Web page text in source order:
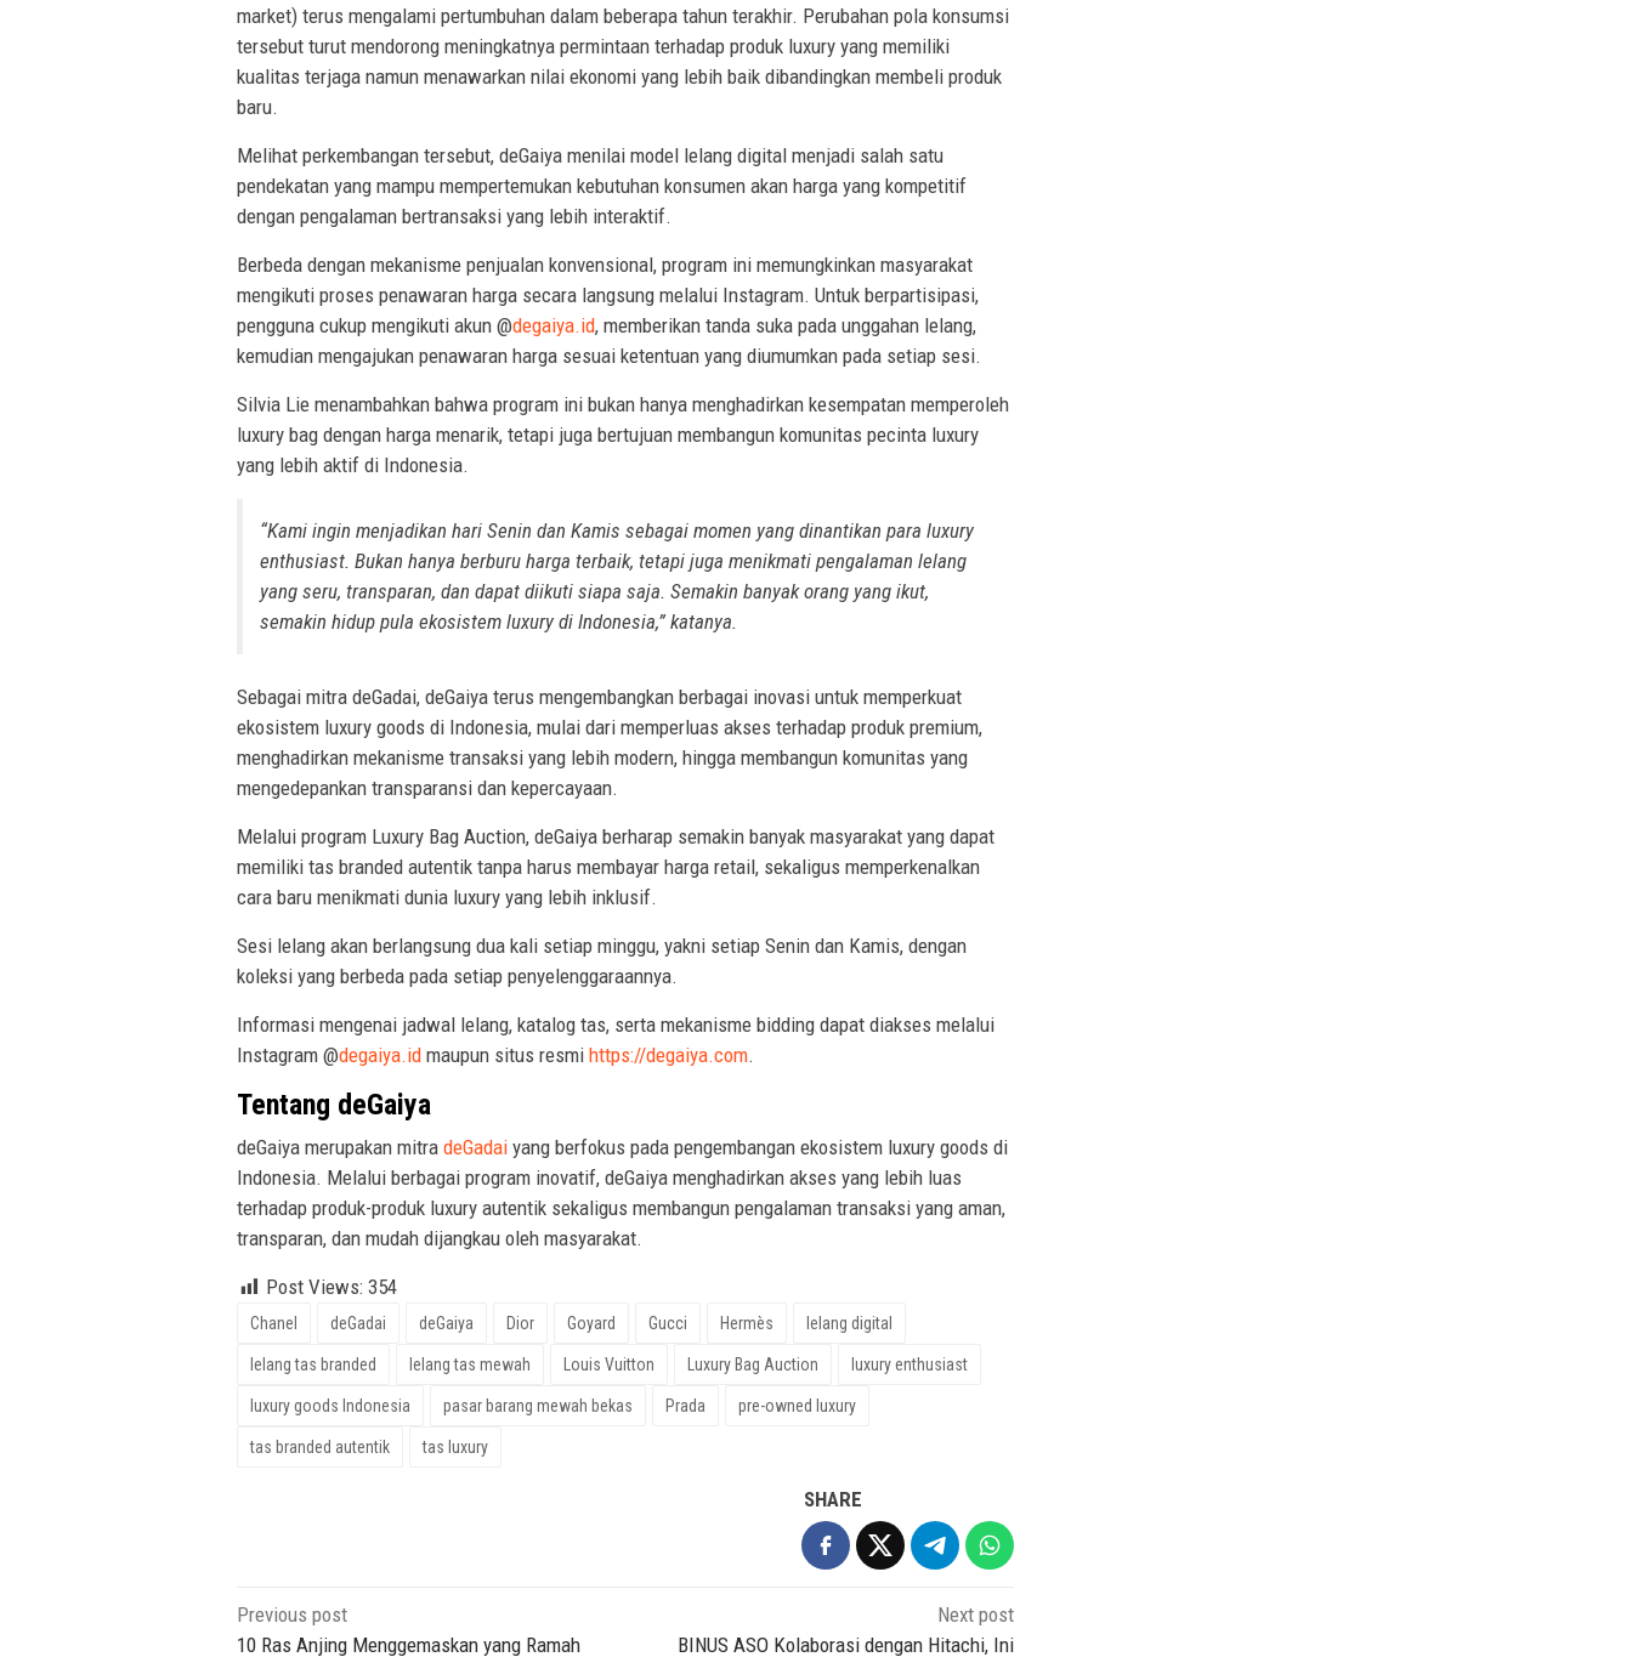
market) terus mengalami pertumbuhan dalam beberapa tahun terakhir. Perubahan pola konsumsi
tersebut turut mendorong meningkatnya permintaan terhadap produk luxury yang memiliki
kualitas terjaga namun menawarkan nilai ekonomi yang lebih baik dibandingkan membeli produk
baru.
Melihat perkembangan tersebut, deGaiya menilai model lelang digital menjadi salah satu
pendekatan yang mampu mempertemukan kebutuhan konsumen akan harga yang kompetitif
dengan pengalaman bertransaksi yang lebih interaktif.
Berbeda dengan mekanisme penjualan konvensional, program ini memungkinkan masyarakat
mengikuti proses penawaran harga secara langsung melalui Instagram. Untuk berpartisipasi,
pengguna cukup mengikuti akun @degaiya.id, memberikan tanda suka pada unggahan lelang,
kemudian mengajukan penawaran harga sesuai ketentuan yang diumumkan pada setiap sesi.
Silvia Lie menambahkan bahwa program ini bukan hanya menghadirkan kesempatan memperoleh
luxury bag dengan harga menarik, tetapi juga bertujuan membangun komunitas pecinta luxury
yang lebih aktif di Indonesia.
“Kami ingin menjadikan hari Senin dan Kamis sebagai momen yang dinantikan para luxury
enthusiast. Bukan hanya berburu harga terbaik, tetapi juga menikmati pengalaman lelang
yang seru, transparan, dan dapat diikuti siapa saja. Semakin banyak orang yang ikut,
semakin hidup pula ekosistem luxury di Indonesia,” katanya.
Sebagai mitra deGadai, deGaiya terus mengembangkan berbagai inovasi untuk memperkuat
ekosistem luxury goods di Indonesia, mulai dari memperluas akses terhadap produk premium,
menghadirkan mekanisme transaksi yang lebih modern, hingga membangun komunitas yang
mengedepankan transparansi dan kepercayaan.
Melalui program Luxury Bag Auction, deGaiya berharap semakin banyak masyarakat yang dapat
memiliki tas branded autentik tanpa harus membayar harga retail, sekaligus memperkenalkan
cara baru menikmati dunia luxury yang lebih inklusif.
Sesi lelang akan berlangsung dua kali setiap minggu, yakni setiap Senin dan Kamis, dengan
koleksi yang berbeda pada setiap penyelenggaraannya.
Informasi mengenai jadwal lelang, katalog tas, serta mekanisme bidding dapat diakses melalui
Instagram @degaiya.id maupun situs resmi https://degaiya.com.
Tentang deGaiya
deGaiya merupakan mitra deGadai yang berfokus pada pengembangan ekosistem luxury goods di
Indonesia. Melalui berbagai program inovatif, deGaiya menghadirkan akses yang lebih luas
terhadap produk-produk luxury autentik sekaligus membangun pengalaman transaksi yang aman,
transparan, dan mudah dijangkau oleh masyarakat.
Post Views: 354
Chanel deGadai deGaiya Dior Goyard Gucci Hermès lelang digital
lelang tas branded lelang tas mewah Louis Vuitton Luxury Bag Auction luxury enthusiast
luxury goods Indonesia pasar barang mewah bekas Prada pre-owned luxury
tas branded autentik tas luxury
SHARE
Post
Previous post
10 Ras Anjing Menggemaskan yang Ramah
Next post
BINUS ASO Kolaborasi dengan Hitachi, Ini